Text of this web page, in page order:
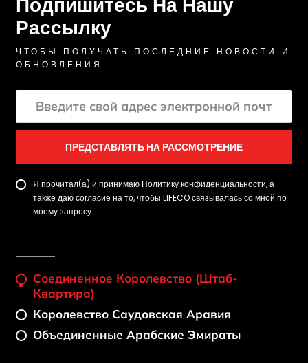
Рассылку
ЧТОБЫ ПОЛУЧАТЬ ПОСЛЕДНИЕ НОВОСТИ И
ОБНОВЛЕНИЯ.
ПРЕДСТАВЛЯТЬ НА РАССМОТРЕНИЕ
Я прочитал(а) и принимаю Политику конфиденциальности, а
также даю согласие на то, чтобы LIFECO связывалась со мной по
моему запросу.
Соединенное Королевство (штаб-
Квартира)
Королевство Саудовская Аравия
Объединенные Арабские Эмираты